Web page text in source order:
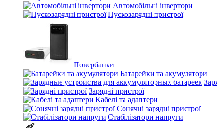
Автомобільні інвертори
Пускозарядні пристрої
Повербанки
Батарейки та акумулятори
Зарядні пристрої
Кабелі та адаптери
Сонячні зарядні пристрої
Стабілізатори напруги